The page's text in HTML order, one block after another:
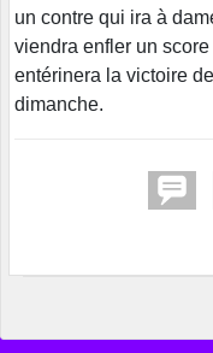
un contre qui ira à
viendra enfler un
entérinera la victoire
dimanche.